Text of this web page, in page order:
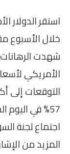
استقر الدولار
خلال الأسبوع
شهدت الرهانات
الأمريكي
57% في
اجتماع لجنة
المزيد من